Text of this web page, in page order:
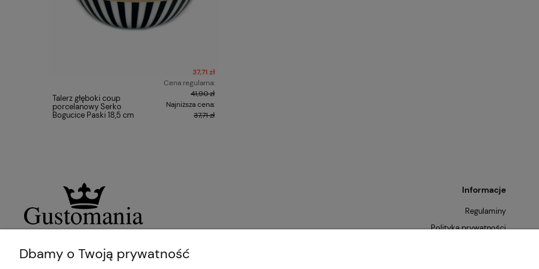
Talerz głęboki coup
porcelanowy Serko
Bogucice Paski 18,5 cm
37,71 zł
Cena regularna:
41,90 zł
Najniższa cena:
37,71 zł
Informacje
Regulaminy
Polityka prywatności
Dbamy o Twoją prywatność